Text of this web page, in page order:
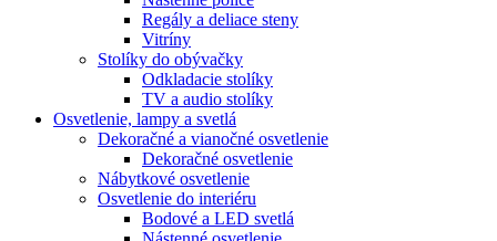
Regály a deliace steny
Vitríny
Stolíky do obývačky
Odkladacie stolíky
TV a audio stolíky
Osvetlenie, lampy a svetlá
Dekoračné a vianočné osvetlenie
Dekoračné osvetlenie
Nábytkové osvetlenie
Osvetlenie do interiéru
Bodové a LED svetlá